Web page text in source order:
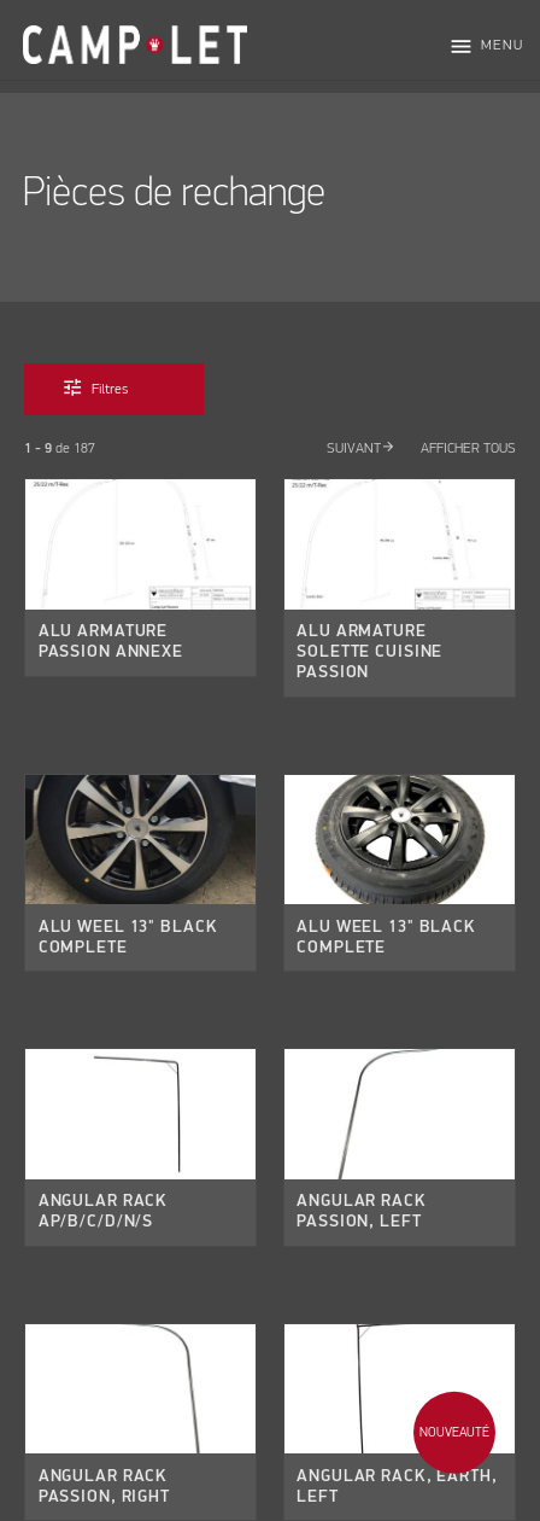
menu MENU
Pièces de rechange
tune Filtres
1 - 9de 187 SUIVANTarrow_forward AFFICHER TOUS
ALU ARMATURE
PASSION ANNEXE
ALU ARMATURE
SOLETTE CUISINE
PASSION
ALU WEEL 13" BLACK
COMPLETE
ALU WEEL 13" BLACK
COMPLETE
ANGULAR RACK
AP/B/C/D/N/S
ANGULAR RACK
PASSION, LEFT
ANGULAR RACK
PASSION, RIGHT
NOUVEAUTÉ
ANGULAR RACK, EARTH,
LEFT